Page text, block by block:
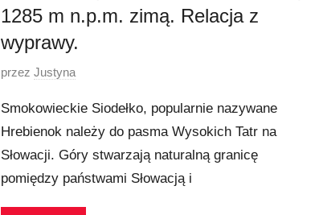
1285 m n.p.m. zimą. Relacja z
wyprawy.
O
u
b
l
i
przezJustyna
Smokowieckie Siodełko, popularnie nazywane
Hrebienok należy do pasma Wysokich Tatr na
Słowacji. Góry stwarzają naturalną granicę
pomiędzy państwami Słowacją i